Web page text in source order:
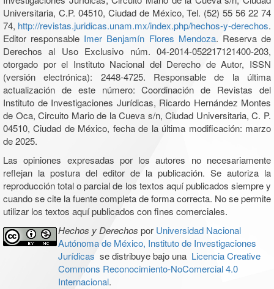
Universitaria, C.P. 04510, Ciudad de México, Tel. (52) 55 56 22 74
74, http://revistas.juridicas.unam.mx/index.php/hechos-y-derechos.
Editor responsable Imer Benjamín Flores Mendoza. Reserva de
Derechos al Uso Exclusivo núm. 04-2014-052217121400-203,
otorgado por el Instituto Nacional del Derecho de Autor, ISSN
(versión electrónica): 2448-4725. Responsable de la última
actualización de este número: Coordinación de Revistas del
Instituto de Investigaciones Jurídicas, Ricardo Hernández Montes
de Oca, Circuito Mario de la Cueva s/n, Ciudad Universitaria, C. P.
04510, Ciudad de México, fecha de la última modificación: marzo
de 2025.
Las opiniones expresadas por los autores no necesariamente
reflejan la postura del editor de la publicación. Se autoriza la
reproducción total o parcial de los textos aquí publicados siempre y
cuando se cite la fuente completa de forma correcta. No se permite
utilizar los textos aquí publicados con fines comerciales.
Hechos y Derechos por Universidad Nacional
Autónoma de México, Instituto de Investigaciones
Jurídicas se distribuye bajo una Licencia Creative
Commons Reconocimiento-NoComercial 4.0
Internacional.